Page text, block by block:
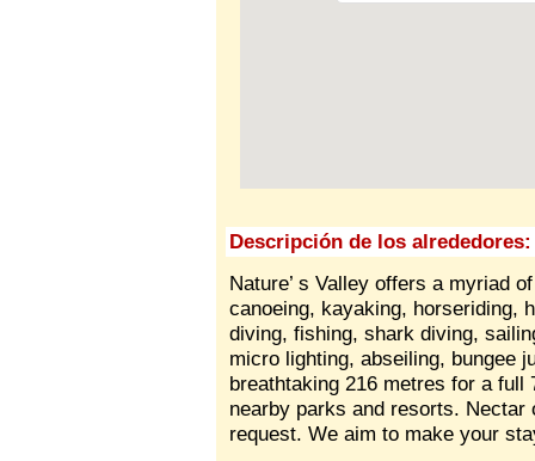
Descripción de los alrededores:
Nature’ s Valley offers a myriad
canoeing, kayaking, horseriding,
diving, fishing, shark diving,
micro lighting, abseiling, bungee
breathtaking 216 metres for a
nearby parks and resorts.
request. We aim to make your